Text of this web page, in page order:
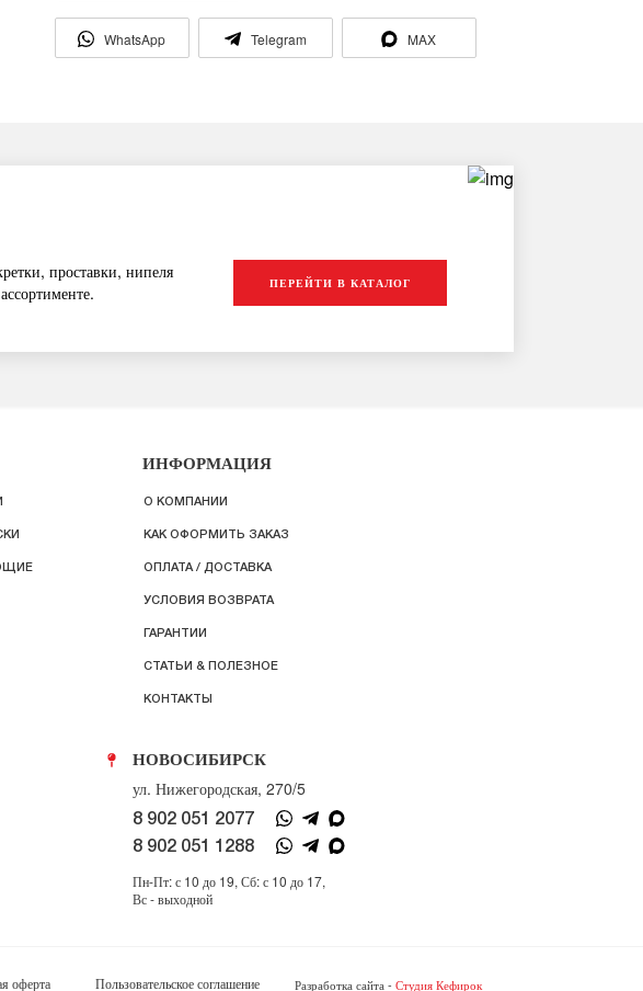
WhatsApp Telegram MAX
проставки, нипеля
ПЕРЕЙТИ В КАТАЛОГ
ИНФОРМАЦИЯ
О КОМПАНИИ
КАК ОФОРМИТЬ ЗАКАЗ
ОПЛАТА / ДОСТАВКА
УСЛОВИЯ ВОЗВРАТА
ГАРАНТИИ
СТАТЬИ & ПОЛЕЗНОЕ
КОНТАКТЫ
НОВОСИБИРСК
ул. Нижегородская, 270/5
8 902 051 2077
8 902 051 1288
Пн-Пт: с 10 до 19, Сб: с 10 до 17,
Вс - выходной
оферта Пользовательское соглашение Разработка сайта - Студия Кефирок